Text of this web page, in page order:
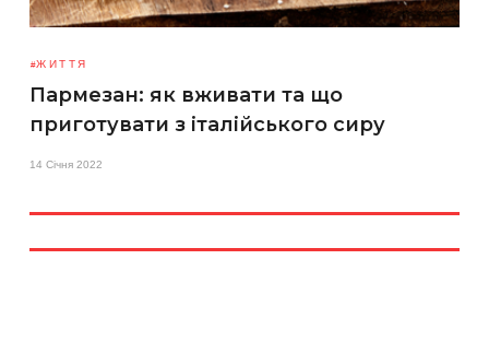
ЖИТТЯ
Пармезан: як вживати та що
приготувати з італійського сиру
14 Січня 2022